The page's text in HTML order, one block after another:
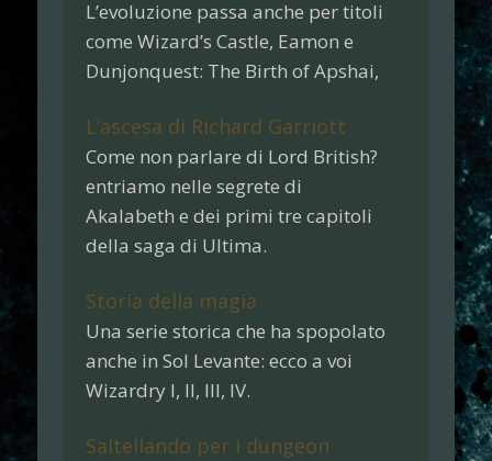
L’evoluzione passa anche per titoli
come Wizard’s Castle, Eamon e
Dunjonquest: The Birth of Apshai,
L’ascesa di Richard Garriott
Come non parlare di Lord British?
entriamo nelle segrete di
Akalabeth e dei primi tre capitoli
della saga di Ultima.
Storia della magia
Una serie storica che ha spopolato
anche in Sol Levante: ecco a voi
Wizardry I, II, III, IV.
Saltellando per i dungeon